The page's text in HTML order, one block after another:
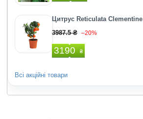
Цитрус Reticulata Clementine
3987.5 ₴ –20%
3190 ₴
Всі акційні товари